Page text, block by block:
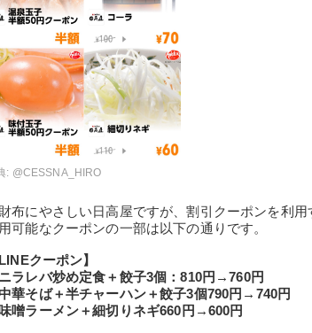
: @CESSNA_HIRO
布にやさしい日高屋ですが、割引クーポンを利
可能なクーポンの一部は以下の通りです。
LINEクーポン】
ニラレバ炒め定食＋餃子3個：810円→760円
中華そば＋半チャーハン＋餃子3個790円→740円
味噌ラーメン＋細切りネギ660円→600円